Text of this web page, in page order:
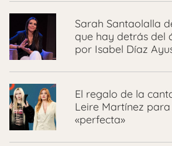
Sarah Santaolalla
que hay detrás del
por Isabel Díaz
El regalo de la
Leire Martínez
«perfecta»